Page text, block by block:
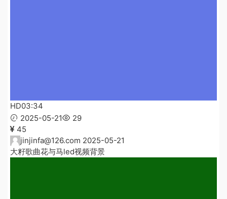
HD03:34
2025-05-21
29
45
jinjinfa@126.com 2025-05-21
大籽歌曲花与马led视频背景